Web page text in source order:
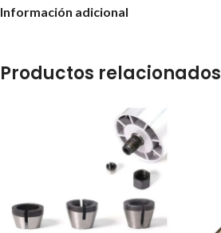
Información adicional
Productos relacionados